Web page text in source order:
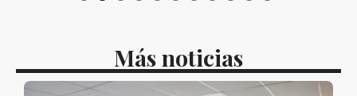
Más noticias